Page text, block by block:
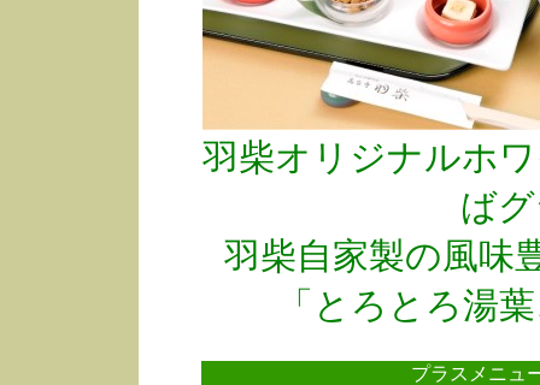
羽柴オリジナルホ
ば
羽柴自家製の風味
「とろとろ湯
プラスメニ